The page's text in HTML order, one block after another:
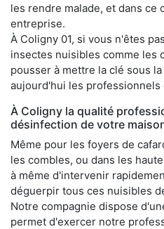
les rendre malade, et dans ce
entreprise.
À Coligny 01, si vous n'êtes
insectes nuisibles comme les
pousser à mettre la clé sous
aujourd'hui les
À Coligny la qualité
désinfection de votre
Même pour les foyers de
les combles, ou dans les
à même d'intervenir
déguerpir tous ces nuisibles
Notre compagnie dispose
permet d'exercer notre